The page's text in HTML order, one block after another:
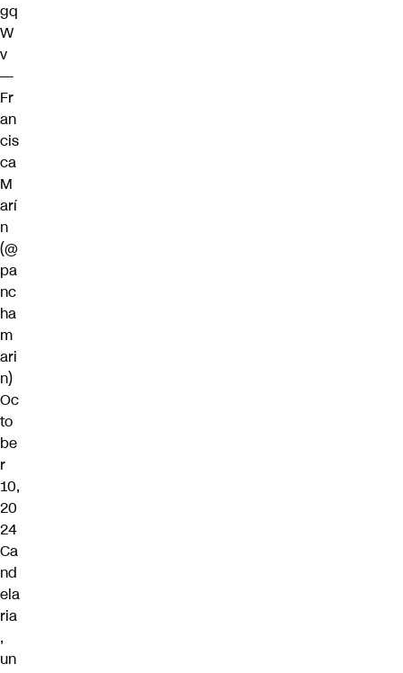
gq
W
v
—
Fr
an
cis
ca
M
arí
n
(@
pa
nc
ha
m
ari
n)
Oc
to
be
r
10,
20
24
Ca
nd
ela
ria
,
un